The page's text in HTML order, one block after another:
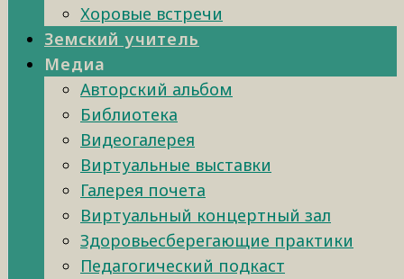
Хоровые встречи
Земский учитель
Медиа
Авторский альбом
Библиотека
Видеогалерея
Виртуальные выставки
Галерея почета
Виртуальный концертный зал
Здоровьесберегающие практики
Педагогический подкаст